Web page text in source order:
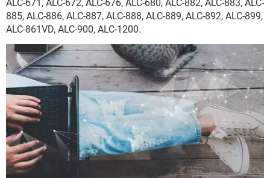
ALC-671, ALC-672, ALC-676, ALC-680, ALC-882, ALC-883, ALC-
885, ALC-886, ALC-887, ALC-888, ALC-889, ALC-892, ALC-899,
ALC-861VD, ALC-900, ALC-1200.